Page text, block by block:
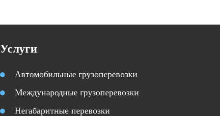
Услуги
Автомобильные грузоперевозки
Международные грузоперевозки
Негабаритные перевозки